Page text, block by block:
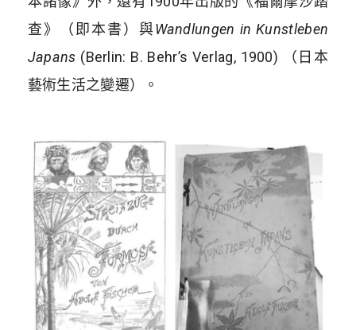
查》（即本書）與Wandlungen in Kunstleben
Japans (Berlin: B. Behr’s Verlag, 1900) （日本
藝術生活之變遷）。